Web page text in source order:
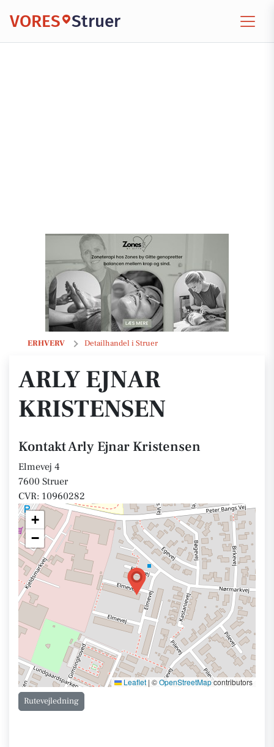
VORES Struer
ERHVERV Detailhandel i Struer
Arly Ejnar Kristensen
ARLY EJNAR
KRISTENSEN
Kontakt Arly Ejnar Kristensen
Elmevej 4
7600 Struer
CVR: 10960282
+
−
Leaflet | ©OpenStreetMapcontributors
Rutevejledning